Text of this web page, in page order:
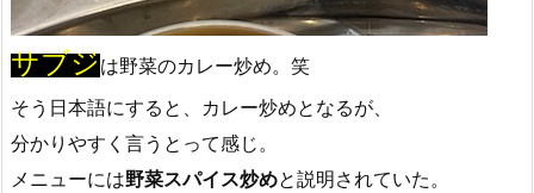
サブジは野菜のカレー炒め。笑
そう日本語にすると、カレー炒めとなるが、
分かりやすく言うとって感じ。
メニューには野菜スパイス炒めと説明されていた。